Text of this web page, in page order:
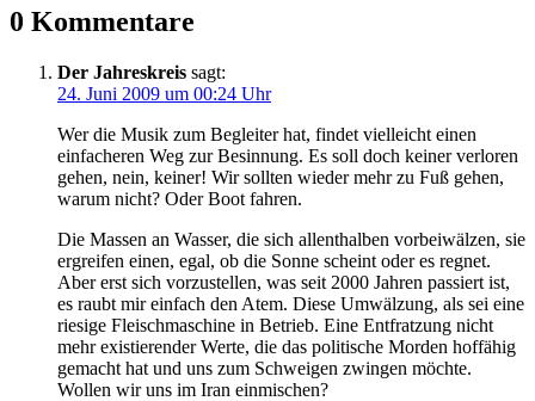
0 Kommentare
Der Jahreskreis sagt:
24. Juni 2009 um 00:24 Uhr
Wer die Musik zum Begleiter hat, findet vielleicht einen
einfacheren Weg zur Besinnung. Es soll doch keiner verloren
gehen, nein, keiner! Wir sollten wieder mehr zu Fuß gehen,
warum nicht? Oder Boot fahren.
Die Massen an Wasser, die sich allenthalben vorbeiwälzen, sie
ergreifen einen, egal, ob die Sonne scheint oder es regnet.
Aber erst sich vorzustellen, was seit 2000 Jahren passiert ist,
es raubt mir einfach den Atem. Diese Umwälzung, als sei eine
riesige Fleischmaschine in Betrieb. Eine Entfratzung nicht
mehr existierender Werte, die das politische Morden hoffähig
gemacht hat und uns zum Schweigen zwingen möchte.
Wollen wir uns im Iran einmischen?